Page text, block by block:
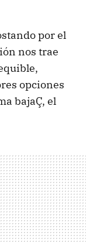
por el
nos trae
opciones
bajaÇ, el